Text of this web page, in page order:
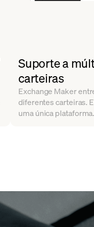
Suporte a
carteiras
Exchange Maker
diferentes carteiras.
uma única plataforma.